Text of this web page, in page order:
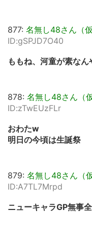
877: 名無し48さん（仮
ID:gSPJD7O40
ももね、河童が素な
878: 名無し48さん（仮
ID:zTwEUzFLr
おわたw
明日の今頃は生誕祭
879: 名無し48さん（仮
ID:A7TL7Mrpd
ニューキャラGP無事